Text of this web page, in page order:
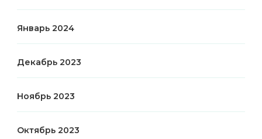
Январь 2024
Декабрь 2023
Ноябрь 2023
Октябрь 2023